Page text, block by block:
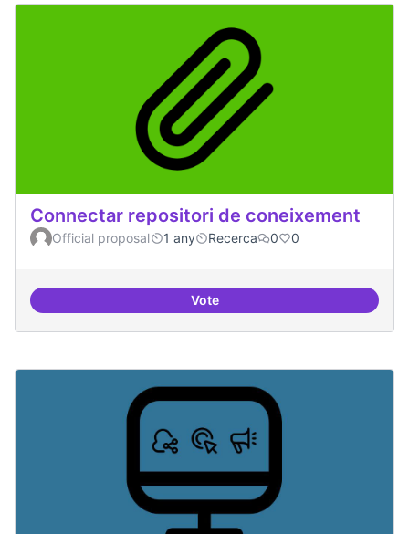
Connectar repositori de coneixement
Official proposal 1 any Recerca 0 0
VoteConnectar repositori de